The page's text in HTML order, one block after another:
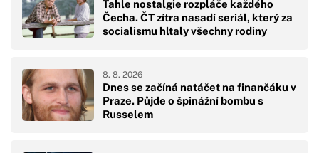
Tahle nostalgie rozpláče každého
Čecha. ČT zítra nasadí seriál, který za
socialismu hltaly všechny rodiny
Dnes se začíná natáčet na finančáku v
Praze. Půjde o špinážní bombu s
Russelem
8. 8. 2026